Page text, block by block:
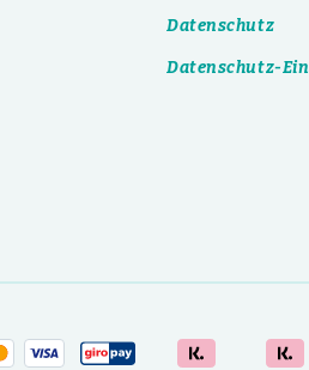
Datenschutz
Datenschutz-